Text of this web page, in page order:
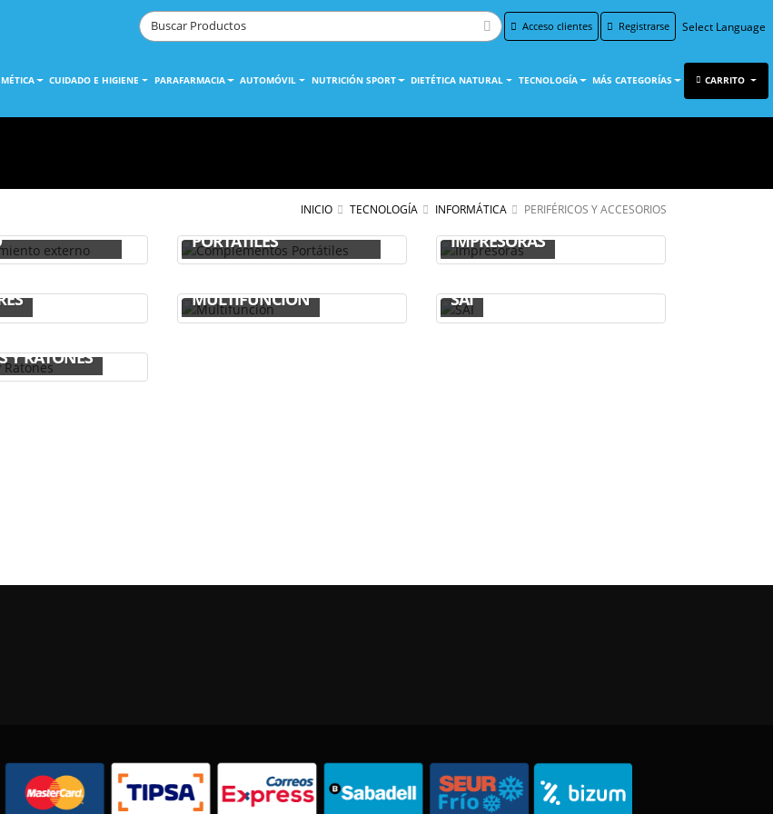
Acceso clientes Registrarse
Translate
CUIDADO E HIGIENE PARAFARMACIA AUTOMÓVIL NUTRICIÓN SPORT DIETÉTICA NATURAL TECNOLOGÍA MÁS CATEGORÍAS CARRITO
INICIO TECNOLOGÍA INFORMÁTICA PERIFÉRICOS Y ACCESORIOS
COMPLEMENTOS
PORTÁTILES
IMPRESORAS
MULTIFUNCIÓN SAI
Y RATONES